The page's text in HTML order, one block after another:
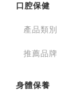
口腔保健
產品類別
推薦品牌
身體保養